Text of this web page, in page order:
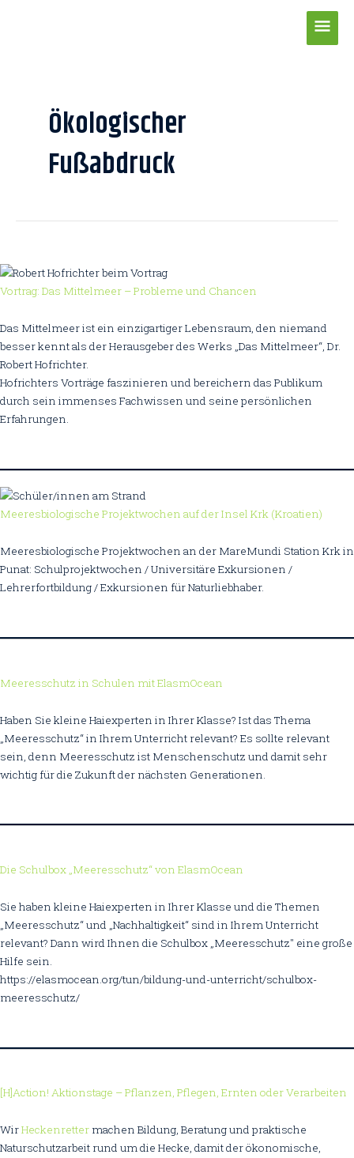
Ökologischer
Fußabdruck
Vortrag: Das Mittelmeer – Probleme und Chancen
Das Mittelmeer ist ein einzigartiger Lebensraum, den niemand
besser kennt als der Herausgeber des Werks „Das Mittelmeer“, Dr.
Robert Hofrichter.
Hofrichters Vorträge faszinieren und bereichern das Publikum
durch sein immenses Fachwissen und seine persönlichen
Erfahrungen.
Meeresbiologische Projektwochen auf der Insel Krk (Kroatien)
Meeresbiologische Projektwochen an der MareMundi Station Krk in
Punat: Schulprojektwochen / Universitäre Exkursionen /
Lehrerfortbildung / Exkursionen für Naturliebhaber.
Meeresschutz in Schulen mit ElasmOcean
Haben Sie kleine Haiexperten in Ihrer Klasse? Ist das Thema
„Meeresschutz“ in Ihrem Unterricht relevant? Es sollte relevant
sein, denn Meeresschutz ist Menschenschutz und damit sehr
wichtig für die Zukunft der nächsten Generationen.
Die Schulbox „Meeresschutz“ von ElasmOcean
Sie haben kleine Haiexperten in Ihrer Klasse und die Themen
„Meeresschutz“ und „Nachhaltigkeit“ sind in Ihrem Unterricht
relevant? Dann wird Ihnen die Schulbox „Meeresschutz" eine große
Hilfe sein.
https://elasmocean.org/tun/bildung-und-unterricht/schulbox-
meeresschutz/
[H]Action! Aktionstage – Pflanzen, Pflegen, Ernten oder Verarbeiten
WirHeckenretter machen Bildung, Beratung und praktische
Naturschutzarbeit rund um die Hecke, damit der ökonomische,